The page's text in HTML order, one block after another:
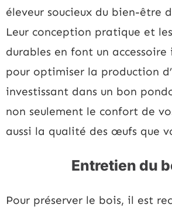
éleveur soucieux du bien-être
Leur conception pratique et
durables en font un accessoire
pour optimiser la production
investissant dans un bon
non seulement le confort de
aussi la qualité des œufs que
Entretien du
Pour préserver le bois, il est